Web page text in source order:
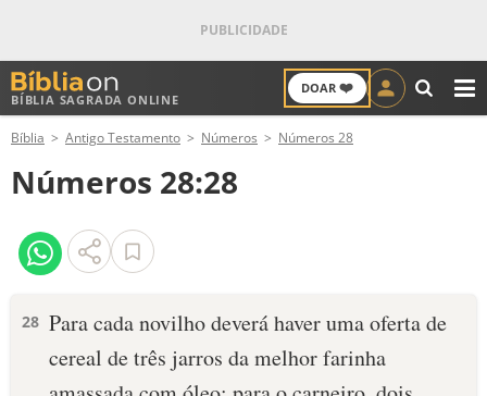
BÍBLIA SAGRADA ONLINE
DOAR ❤️
ANTIGO TESTAMENTO
NOVO TESTAMENTO
VERSÍCULOS
PALAVRA DO DIA
Bíblia Antigo Testamento Números Números 28
Números 28:28
28 Para cada novilho deverá haver uma oferta de
cereal de três jarros da melhor farinha